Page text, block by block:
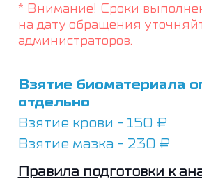
* Внимание! Сроки
на дату обращения
администраторов.
Взятие биоматериала
отдельно
Взятие крови - 150 ₽
Взятие мазка - 230 ₽
Правила подготовки к